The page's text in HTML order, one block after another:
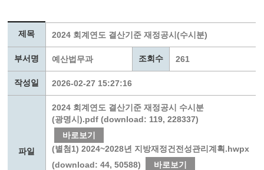
제목 2024 회계연도 결산기준 재정공시(수시분)
부서명 예산법무과 조회수 261
작성일 2026-02-27 15:27:16
파일
2024 회계연도 결산기준 재정공시 수시분
(광명시).pdf (download: 119, 228337)
바로보기
(별첨1) 2024~2028년 지방재정건전성관리계획.hwpx
(download: 44, 50588)
바로보기